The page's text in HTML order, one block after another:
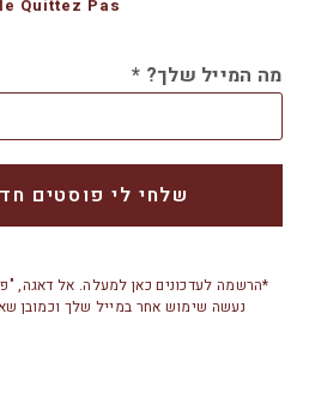
Quittez Pas
מה המייל שלך? *
*הרשמה לעדכונים כאן למעלה. אל דאגה,
נעשה שימוש אחר במייל שלך וכמובן